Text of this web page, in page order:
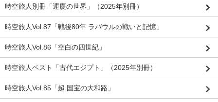
時空旅人別冊「運慶の世界」（2025年別冊）
時空旅人Vol.87「戦後80年 ラバウルの戦いと記憶」
時空旅人Vol.86「空白の四世紀」
時空旅人ベスト「古代エジプト」（2025年別冊）
時空旅人Vol.85「超 国宝の大和路」